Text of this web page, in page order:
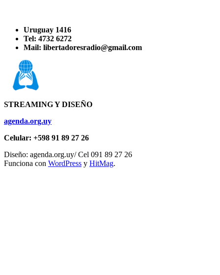
Uruguay 1416
Tel: 4732 6272
Mail: libertadoresradio@gmail.com
STREAMING Y DISEÑO
agenda.org.uy
Celular: +598 91 89 27 26
Diseño: agenda.org.uy/ Cel 091 89 27 26
Funciona con WordPress y HitMag.